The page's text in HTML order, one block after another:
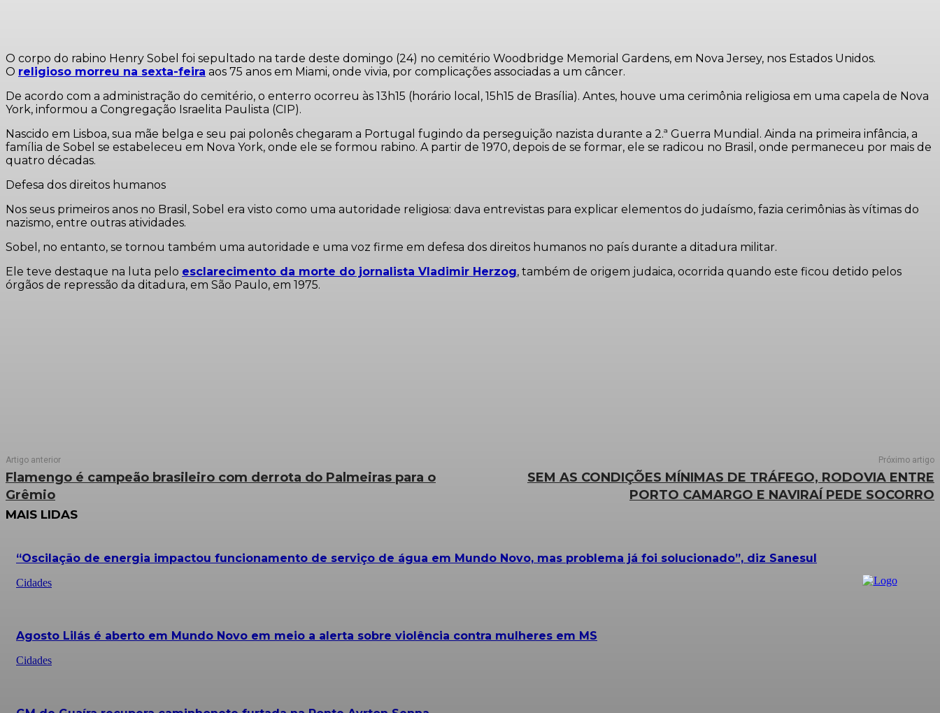
O corpo do rabino Henry Sobel foi sepultado na tarde deste domingo (24) no cemitério Woodbridge Memorial Gardens, em Nova Jersey, nos Estados Unidos.
O religioso morreu na sexta-feira aos 75 anos em Miami, onde vivia, por complicações associadas a um câncer.
De acordo com a administração do cemitério, o enterro ocorreu às 13h15 (horário local, 15h15 de Brasília). Antes, houve uma cerimônia religiosa em uma capela de Nova
York, informou a Congregação Israelita Paulista (CIP).
Nascido em Lisboa, sua mãe belga e seu pai polonês chegaram a Portugal fugindo da perseguição nazista durante a 2.ª Guerra Mundial. Ainda na primeira infância, a
família de Sobel se estabeleceu em Nova York, onde ele se formou rabino. A partir de 1970, depois de se formar, ele se radicou no Brasil, onde permaneceu por mais de
quatro décadas.
Defesa dos direitos humanos
Nos seus primeiros anos no Brasil, Sobel era visto como uma autoridade religiosa: dava entrevistas para explicar elementos do judaísmo, fazia cerimônias às vítimas do
nazismo, entre outras atividades.
Sobel, no entanto, se tornou também uma autoridade e uma voz firme em defesa dos direitos humanos no país durante a ditadura militar.
Ele teve destaque na luta pelo esclarecimento da morte do jornalista Vladimir Herzog, também de origem judaica, ocorrida quando este ficou detido pelos
órgãos de repressão da ditadura, em São Paulo, em 1975.
Artigo anterior
Flamengo é campeão brasileiro com derrota do Palmeiras para o
Grêmio
Próximo artigo
SEM AS CONDIÇÕES MÍNIMAS DE TRÁFEGO, RODOVIA ENTRE
PORTO CAMARGO E NAVIRAÍ PEDE SOCORRO
MAIS LIDAS
“Oscilação de energia impactou funcionamento de serviço de água em Mundo Novo, mas problema já foi solucionado”, diz Sanesul
Cidades
Agosto Lilás é aberto em Mundo Novo em meio a alerta sobre violência contra mulheres em MS
Cidades